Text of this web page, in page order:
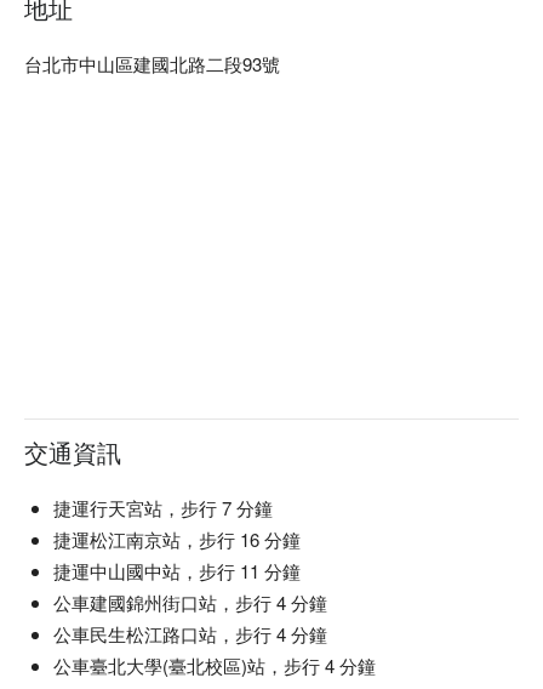
境。簡單不繁複的設計為視覺帶來整齊和諧，也讓空間更開闊
苓旅 中山館優惠、苓旅 中山館住宿方案、苓旅 中山館休息方
地址
台北市中山區建國北路二段93號
交通資訊
捷運行天宮站，步行 7 分鐘
捷運松江南京站，步行 16 分鐘
捷運中山國中站，步行 11 分鐘
公車建國錦州街口站，步行 4 分鐘
公車民生松江路口站，步行 4 分鐘
公車臺北大學(臺北校區)站，步行 4 分鐘